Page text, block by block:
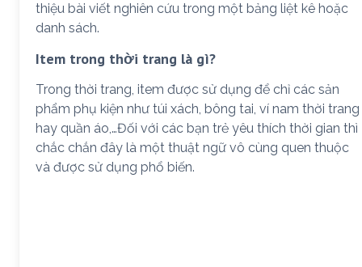
thiệu bài viết nghiên cứu trong một bảng liệt kê hoặc
danh sách.
Item trong thời trang là gì?
Trong thời trang, item được sử dụng để chỉ các sản
phẩm phụ kiện như túi xách, bông tai, ví nam thời trang
hay quần áo,…Đối với các bạn trẻ yêu thích thời gian thì
chắc chắn đây là một thuật ngữ vô cùng quen thuộc
và được sử dụng phổ biến.